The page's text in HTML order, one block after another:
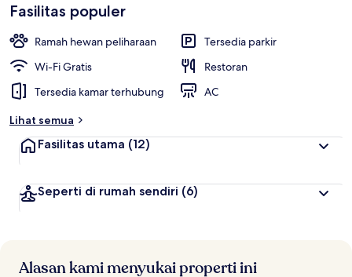
Fasilitas populer
Ramah hewan peliharaan
Tersedia parkir
Wi-Fi Gratis
Restoran
Tersedia kamar terhubung
AC
Lihat semua
Fasilitas utama (12)
Seperti di rumah sendiri (6)
Alasan kami menyukai properti ini